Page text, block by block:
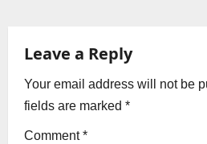
i
o
n
Leave a Reply
Your email address will not be
fields are marked *
Comment*